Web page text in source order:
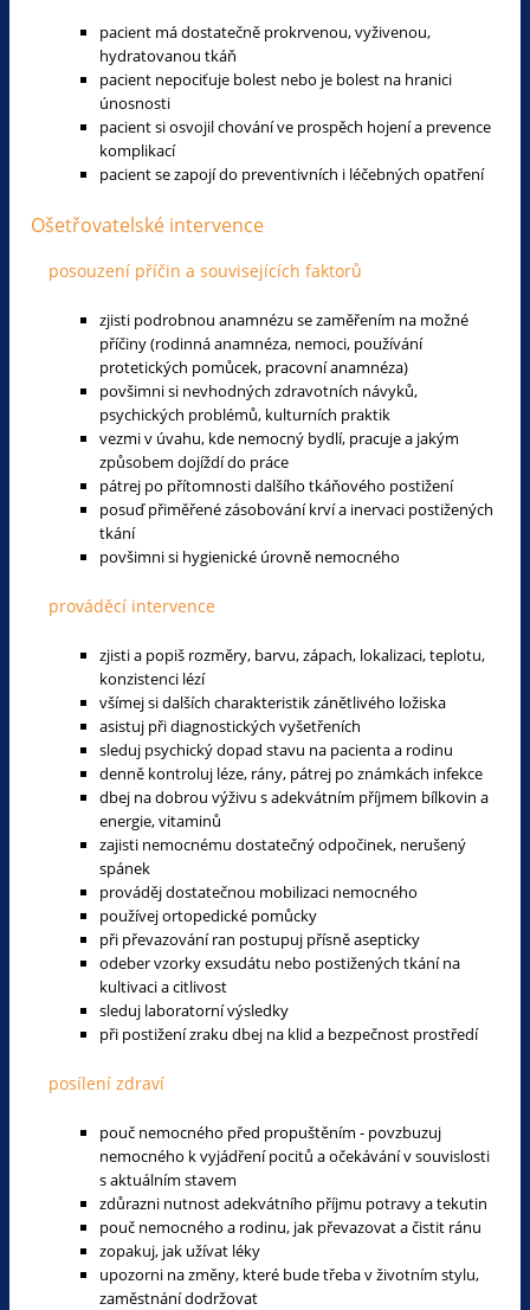
pacient má dostatečně prokrvenou, vyživenou,
hydratovanou tkáň
pacient nepociťuje bolest nebo je bolest na hranici
únosnosti
pacient si osvojil chování ve prospěch hojení a prevence
komplikací
pacient se zapojí do preventivních i léčebných opatření
Ošetřovatelské intervence
posouzení příčin a souvisejících faktorů
zjisti podrobnou anamnézu se zaměřením na možné
příčiny (rodinná anamnéza, nemoci, používání
protetických pomůcek, pracovní anamnéza)
povšimni si nevhodných zdravotních návyků,
psychických problémů, kulturních praktik
vezmi v úvahu, kde nemocný bydlí, pracuje a jakým
způsobem dojíždí do práce
pátrej po přítomnosti dalšího tkáňového postižení
posuď přiměřené zásobování krví a inervaci postižených
tkání
povšimni si hygienické úrovně nemocného
prováděcí intervence
zjisti a popiš rozměry, barvu, zápach, lokalizaci, teplotu,
konzistenci lézí
všímej si dalších charakteristik zánětlivého ložiska
asistuj při diagnostických vyšetřeních
sleduj psychický dopad stavu na pacienta a rodinu
denně kontroluj léze, rány, pátrej po známkách infekce
dbej na dobrou výživu s adekvátním příjmem bílkovin a
energie, vitaminů
zajisti nemocnému dostatečný odpočinek, nerušený
spánek
prováděj dostatečnou mobilizaci nemocného
používej ortopedické pomůcky
při převazování ran postupuj přísně asepticky
odeber vzorky exsudátu nebo postižených tkání na
kultivaci a citlivost
sleduj laboratorní výsledky
při postižení zraku dbej na klid a bezpečnost prostředí
posílení zdraví
pouč nemocného před propuštěním - povzbuzuj
nemocného k vyjádření pocitů a očekávání v souvislosti
s aktuálním stavem
zdůrazni nutnost adekvátního příjmu potravy a tekutin
pouč nemocného a rodinu, jak převazovat a čistit ránu
zopakuj, jak užívat léky
upozorni na změny, které bude třeba v životním stylu,
zaměstnání dodržovat